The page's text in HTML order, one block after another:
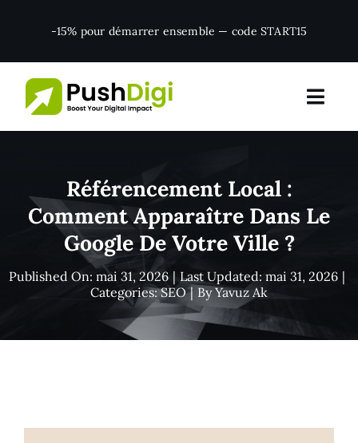
content
-15% pour démarrer ensemble — code START15
Référencement Local :
Comment Apparaître Dans Le
Google De Votre Ville ?
Published On: mai 31, 2026 | Last Updated: mai 31, 2026 |
Categories:SEO | ByYavuz Ak